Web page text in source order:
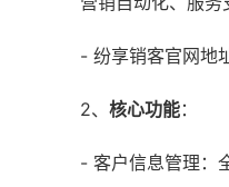
- 纷享销客官网地
2、 核心功能：
- 客户信息管理：